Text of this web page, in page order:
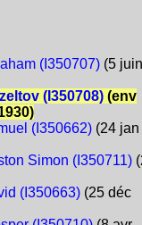
(I350707)(5 juin
(I350708)(env
(I350662)(24 jan
Simon (I350711)
(I350663)(25 déc